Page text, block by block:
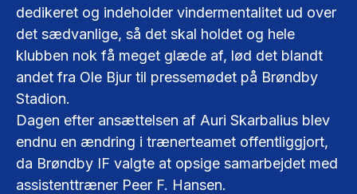
dedikeret og indeholder vindermentalitet ud over
det sædvanlige, så det skal holdet og hele
klubben nok få meget glæde af, lød det blandt
andet fra Ole Bjur til pressemødet på Brøndby
Stadion.
Dagen efter ansættelsen af Auri Skarbalius blev
endnu en ændring i trænerteamet offentliggjort,
da Brøndby IF valgte at opsige samarbejdet med
assistenttræner Peer F. Hansen.